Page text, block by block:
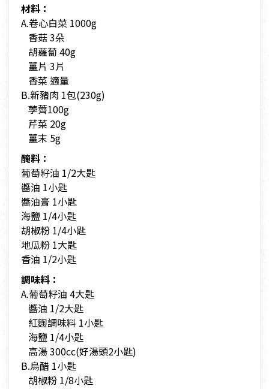
材料：
A.卷心白菜 1000g
香菇 3朵
胡蘿蔔 40g
薑片 3片
香菜 適量
B.新豬肉 1包(230g)
荸薺100g
芹菜 20g
薑末 5g
醃料：
葡萄籽油 1/2大匙
醬油 1小匙
醬油膏 1小匙
海鹽 1/4小匙
胡椒粉 1/4小匙
地瓜粉 1大匙
香油 1/2小匙
調味料：
A.葡萄籽油 4大匙
醬油 1/2大匙
紅麴調味料 1小匙
海鹽 1/4小匙
高湯 300cc(好湯頭2小匙)
B.烏醋 1小匙
胡椒粉 1/8小匙